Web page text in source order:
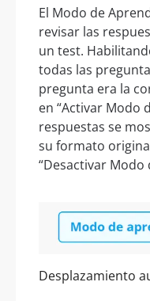
El Modo de
revisar las
un test.
todas las
pregunta era la
en “Activar Modo
respuestas se
su formato
“Desactivar Modo
Desplazamiento